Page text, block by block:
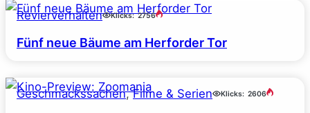
Revierverhalten Klicks: 2756
Fünf neue Bäume am Herforder Tor
Geschmackssachen, Filme & Serien Klicks: 2606